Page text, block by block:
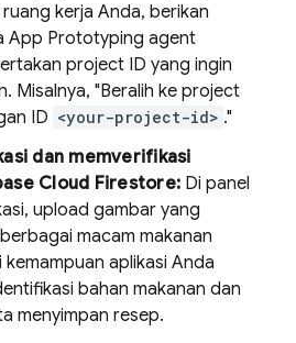
kerja Anda, berikan
App Prototyping agent
project ID yang ingin
Misalnya, "Beralih ke project
ID <your-project-id> ."
dan memverifikasi
Cloud Firestore: Di panel
upload gambar yang
macam makanan
aplikasi Anda
bahan makanan dan
menyimpan resep.